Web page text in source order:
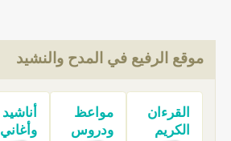
موقع الرفيع في المدح والنشيد
القرءان
الكريم
مواعظ
ودروس
أناشيد
وأغاني